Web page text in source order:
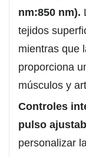
nm:850 nm).
tejidos
mientras que
proporciona
músculos y
Controles
pulso
personalizar